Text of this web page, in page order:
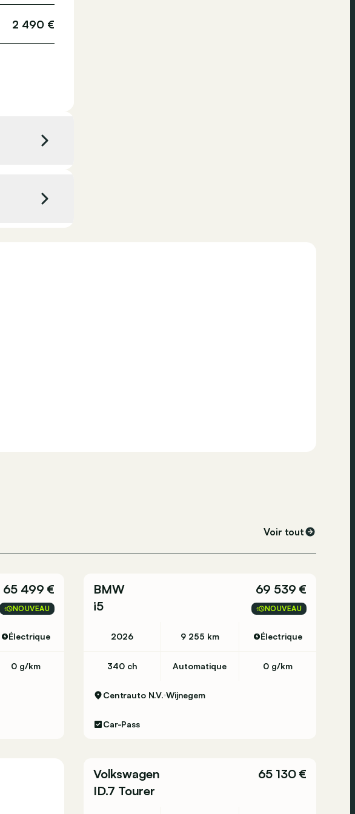
2 490 €
Voir tout
65 499 €
NOUVEAU
Électrique
0 g/km
BMW
i5
69 539 €
NOUVEAU
2026 9 255 km Électrique
340 ch Automatique 0 g/km
Centrauto N.V. Wijnegem
Car-Pass
Volkswagen
ID.7 Tourer
65 130 €